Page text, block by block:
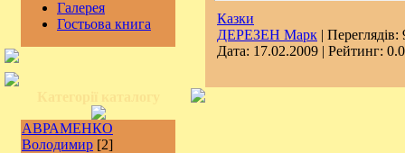
Галерея
Гостьова книга
АВРАМЕНКО
Володимир [2]
Казки
ДЕРЕЗЕН Марк |
Дата: 17.02.2009 | Рейтинг: